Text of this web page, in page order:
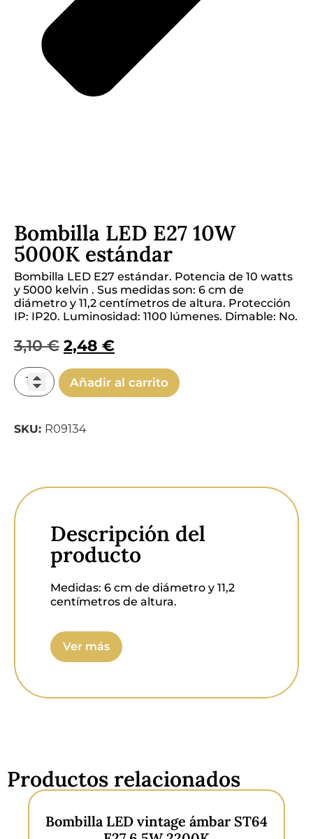
Bombilla LED E27 10W
5000K estándar
Bombilla LED E27 estándar. Potencia de 10 watts
y 5000 kelvin . Sus medidas son: 6 cm de
diámetro y 11,2 centímetros de altura. Protección
IP: IP20. Luminosidad: 1100 lúmenes. Dimable: No.
3,10€ 2,48 €
Añadir al carrito
SKU: R09134
Descripción del
producto
Medidas: 6 cm de diámetro y 11,2
centímetros de altura.
Protección IP:
Voltaje:AC 220-240V/50-60Hz 55mA.
Dimable:No.
Ver más
Productos relacionados
Bombilla LED vintage ámbar ST64